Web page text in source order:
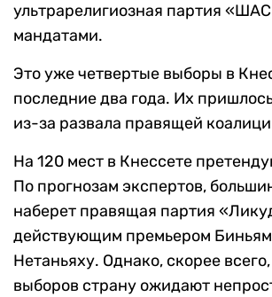
ультрарелигиозная партия
мандатами.
Это уже четвертые выборы в
последние два года. Их
из-за развала правящей
На 120 мест в Кнессете
По прогнозам экспертов,
наберет правящая партия
действующим премьером
Нетаньяху. Однако, скорее
выборов страну ожидают